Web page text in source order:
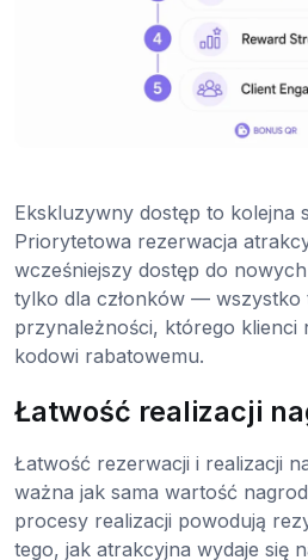
Ekskluzywny dostęp to kolejna
Priorytetowa rezerwacja
wcześniejszy dostęp do
tylko dla członków —
przynależności, którego klienci
kodowi rabatowemu.
Łatwość realizacji
Łatwość rezerwacji i realizacji
ważna jak sama wartość
procesy realizacji powodują
tego, jak atrakcyjna wydaje się